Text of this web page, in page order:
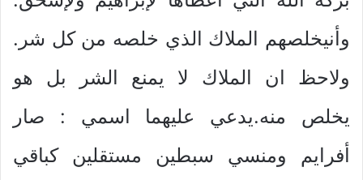
وأنيخلصهم الملاك الذي خلصه من كل شر.
ولاحظ ان الملاك لا يمنع الشر بل هو
يخلص منه.يدعي عليهما اسمي : صار
أفرايم ومنسي سبطين مستقلين كباقي